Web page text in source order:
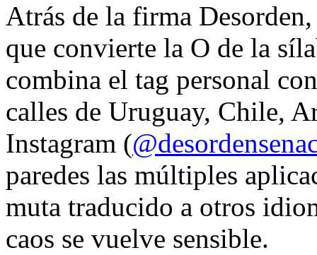
Atrás de la firma
que convierte la O de la
combina el tag personal
calles de Uruguay, Chile,
Instagram (
paredes las múltiples
muta traducido a otros
caos se vuelve sensible.